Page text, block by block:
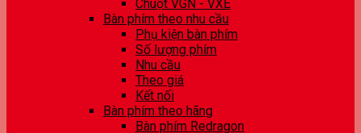
Chuột VGN - VXE
Bàn phím theo nhu cầu
Phụ kiện bàn phím
Số lượng phím
Nhu cầu
Theo giá
Kết nối
Bàn phím theo hãng
Bàn phím Redragon